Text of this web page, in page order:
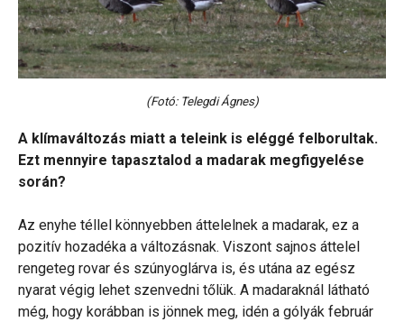
(Fotó: Telegdi Ágnes)
A klímaváltozás miatt a teleink is eléggé felborultak.
Ezt mennyire tapasztalod a madarak megfigyelése
során?
Az enyhe téllel könnyebben áttelelnek a madarak, ez a
pozitív hozadéka a változásnak. Viszont sajnos áttelel
rengeteg rovar és szúnyoglárva is, és utána az egész
nyarat végig lehet szenvedni tőlük. A madaraknál látható
még, hogy korábban is jönnek meg, idén a gólyák február